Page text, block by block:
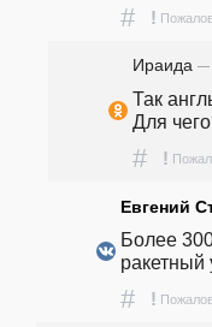
# !
Ираида —
Так
Для
# !
Евгений
Более
ракетный
# !